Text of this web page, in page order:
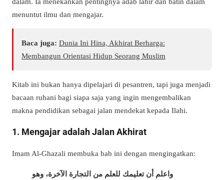
menuntut ilmu dan mengajar.
Baca juga: Dunia Ini Hina, Akhirat Berharga:
Membangun Orientasi Hidup Seorang Muslim
Kitab ini bukan hanya dipelajari di pesantren, tapi juga menjadi
bacaan ruhani bagi siapa saja yang ingin mengembalikan
makna pendidikan sebagai jalan mendekat kepada Ilahi.
1. Mengajar adalah Jalan Akhirat
Imam Al-Ghazali membuka bab ini dengan mengingatkan:
واعلم أن تعليمك للعلم من التجارة الآخرة، وهو